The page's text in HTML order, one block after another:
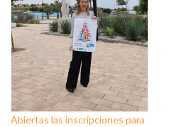
Abiertas las inscripciones para